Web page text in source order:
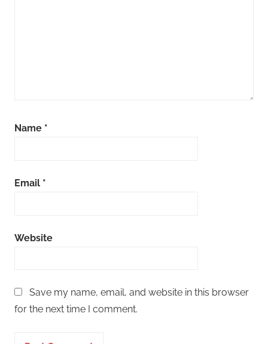
Name *
Email *
Website
Save my name, email, and website in this browser
for the next time I comment.